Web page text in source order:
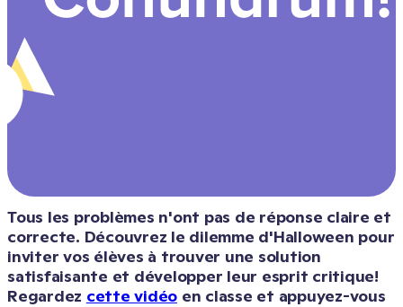
Tous les problèmes n'ont pas de réponse claire et
correcte. Découvrez le dilemme d'Halloween pour
inviter vos élèves à trouver une solution
satisfaisante et développer leur esprit critique!
Regardez cette vidéo en classe et appuyez-vous